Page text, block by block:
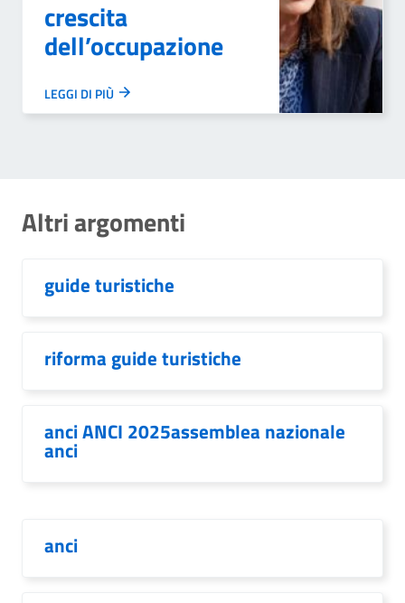
crescita
dell’occupazione
LEGGI DI PIÙ
Altri argomenti
guide turistiche
riforma guide turistiche
anci ANCI 2025assemblea nazionale
anci
anci